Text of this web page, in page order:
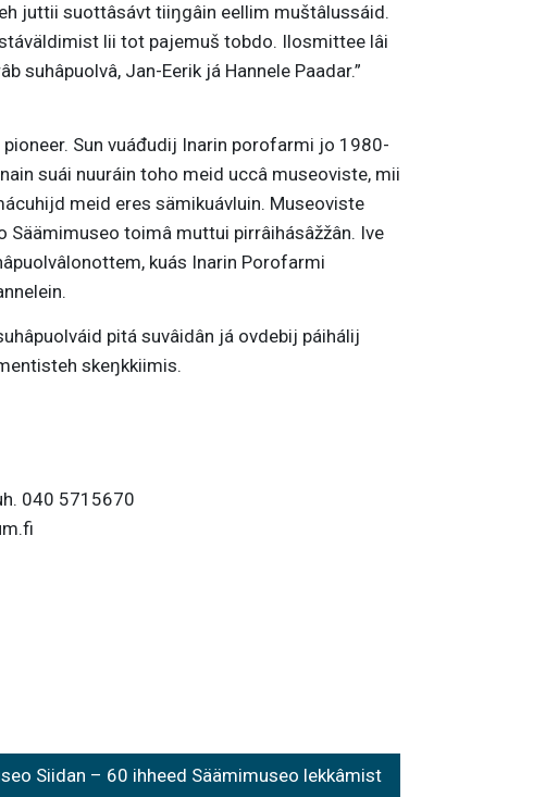
juttii suottâsávt tiiŋgâin eellim muštâlussáid.
lii tot pajemuš tobdo. Ilosmittee lâi
suhâpuolvâ, Jan-Eerik já Hannele Paadar.”
Sun vuáđudij Inarin porofarmi jo 1980-
suái nuuráin toho meid uccâ museoviste, mii
meid eres sämikuávluin. Museoviste
Säämimuseo toimâ muttui pirrâihásâžžân. Ive
kuás Inarin Porofarmi
pitá suvâidân já ovdebij páihálij
skeŋkkiimis.
040 5715670
Siidan – 60 ihheed Säämimuseo lekkâmist